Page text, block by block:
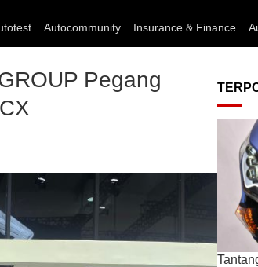
Autocommunity Insurance & Finance
Pegang